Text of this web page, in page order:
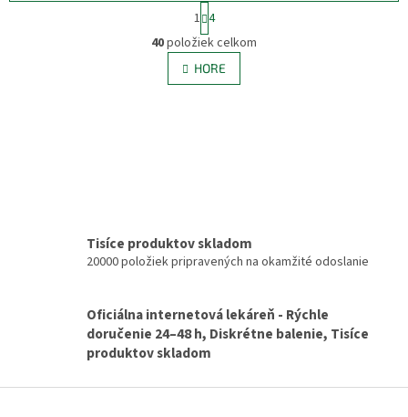
O
v
l
á
k
y
p
s
u
t
r
á
n
k
1 4
40položiek celkom
HORE
Tisíce produktov skladom
20000 položiek pripravených na okamžité odoslanie
Oficiálna internetová lekáreň - Rýchle
doručenie 24–48 h, Diskrétne balenie, Tisíce
produktov skladom